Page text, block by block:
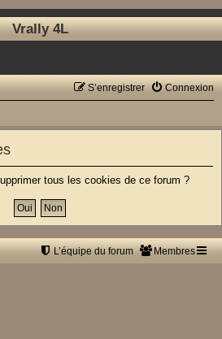
Vrally 4L
Connexion
S’enregistrer
tous les cookies de ce forum ?
Membres
L’équipe du forum